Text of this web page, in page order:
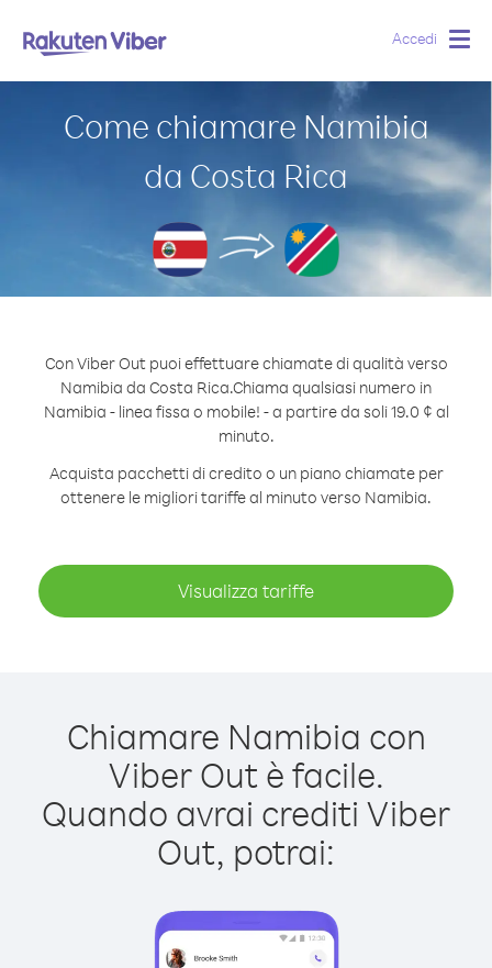
Accedi
Come chiamare Namibia
da Costa Rica
Con Viber Out puoi effettuare chiamate di qualità verso
Namibia da Costa Rica.Chiama qualsiasi numero in
Namibia - linea fissa o mobile! - a partire da soli 19.0 ¢ al
minuto.
Acquista pacchetti di credito o un piano chiamate per
ottenere le migliori tariffe al minuto verso Namibia.
Visualizza tariffe
Chiamare Namibia con
Viber Out è facile.
Quando avrai crediti Viber
Out, potrai: